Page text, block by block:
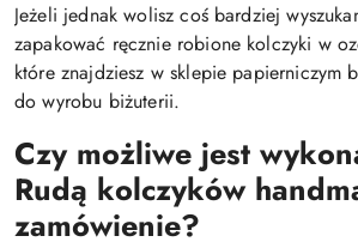
Jeżeli jednak wolisz coś bardziej
zapakować ręcznie robione kolczyki w
które znajdziesz w sklepie papierniczym
do wyrobu biżuterii.
Czy możliwe jest
Rudą kolczyków
zamówienie?